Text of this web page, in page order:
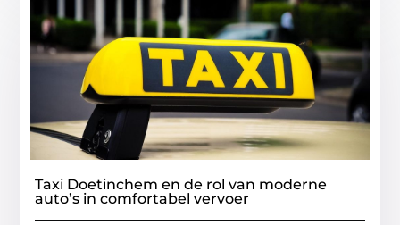
Taxi Doetinchem en de rol van moderne
auto’s in comfortabel vervoer